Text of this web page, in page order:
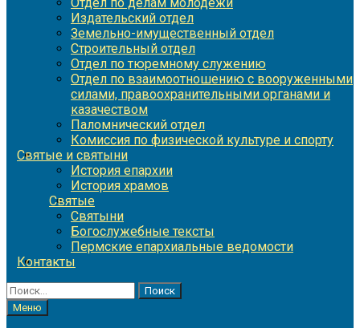
Издательский отдел
Земельно-имущественный отдел
Строительный отдел
Отдел по тюремному служению
Отдел по взаимоотношению с вооруженными
силами, правоохранительными органами и
казачеством
Паломнический отдел
Комиссия по физической культуре и спорту
Святые и святыни
История епархии
История храмов
Святые
Святыни
Богослужебные тексты
Пермские епархиальные ведомости
Контакты
Найти:
Меню